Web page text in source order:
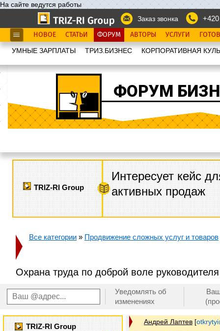
На сайте ведутся работы
Заказ звонка
НОВОЕ СТАТЬИ ФОРУМ АВТОРЫ УСЛУГИ
УМНЫЕ ЗАРПЛАТЫ ТРИЗ.БИЗНЕС КОРПОРАТИВНАЯ
ФОРУМ
TRIZ-RI Group
Интересует кейс
активных продаж
Все категории » Продвижение сложных услуг и товаров
Охрана труда по доброй воле руководителя
Уведомлять об
изменениях
TRIZ-RI Group
Андрей Лаптев [